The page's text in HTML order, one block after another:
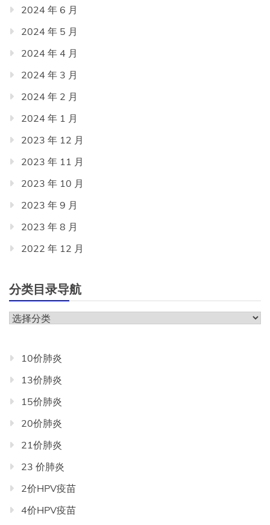
2024 年 6 月
2024 年 5 月
2024 年 4 月
2024 年 3 月
2024 年 2 月
2024 年 1 月
2023 年 12 月
2023 年 11 月
2023 年 10 月
2023 年 9 月
2023 年 8 月
2022 年 12 月
分类目录导航
分
导
航
10价肺炎
13价肺炎
15价肺炎
20价肺炎
21价肺炎
23 价肺炎
2价HPV疫苗
4价HPV疫苗